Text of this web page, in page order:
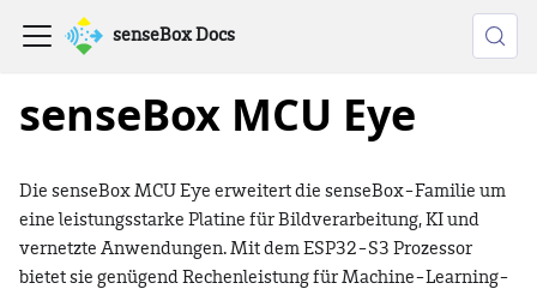
senseBox Docs
senseBox MCU Eye
Die senseBox MCU Eye erweitert die senseBox-Familie um
eine leistungsstarke Platine für Bildverarbeitung, KI und
vernetzte Anwendungen. Mit dem ESP32-S3 Prozessor
bietet sie genügend Rechenleistung für Machine-Learning-